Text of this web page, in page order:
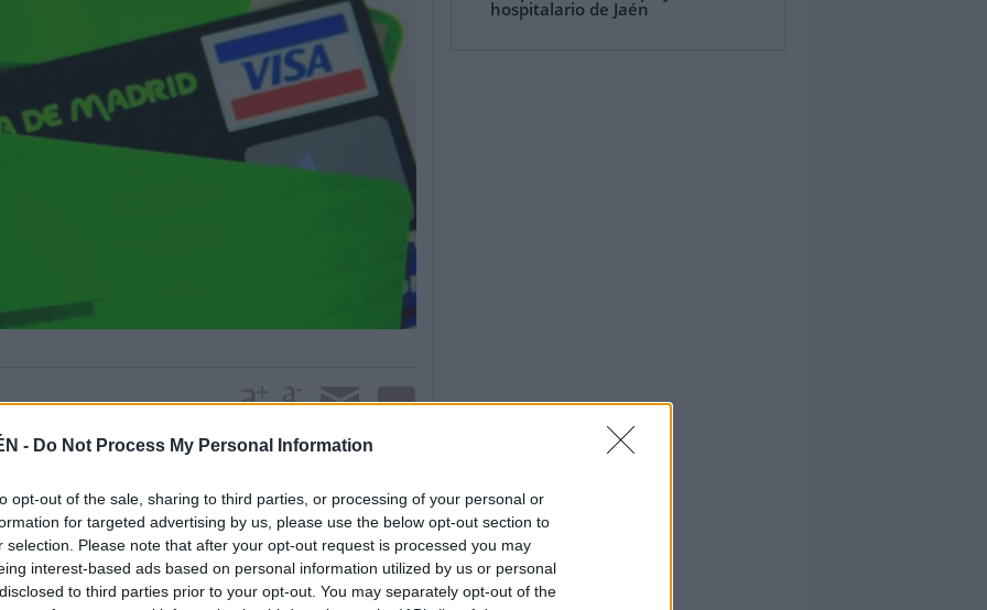
- Do Not Process My Personal Information
opt-out of the sale, sharing to third parties, or processing of your personal or
for targeted advertising by us, please use the below opt-out section to
selection. Please note that after your opt-out request is processed you may
interest-based ads based on personal information utilized by us or personal
to third parties prior to your opt-out. You may separately opt-out of the
juez de la Audiencia Nacional Fernando Andreu
Caja Madrid que cargaron en sus tarjetas de
en hoteles, compras en el sector de la
o retiraron efectivo, por valor de 15,2 millones de
y 2012 y que no se declararon al fisco.
hospitalario de Jaén